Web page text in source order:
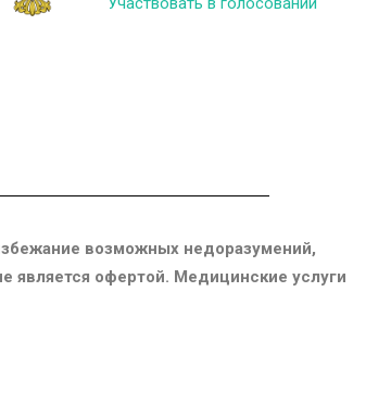
возможных недоразумений,
является офертой. Медицинские услуги